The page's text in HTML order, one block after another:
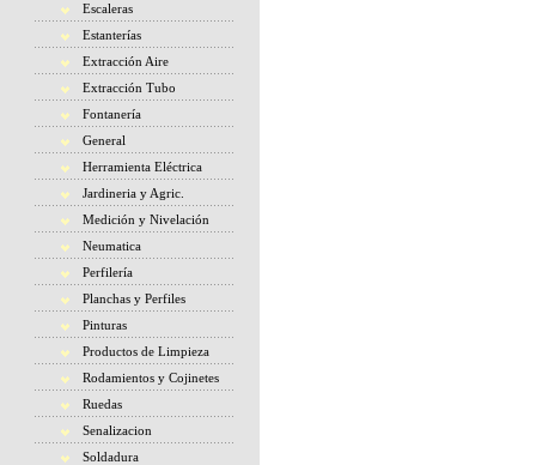
Escaleras
Estanterías
Extracción Aire
Extracción Tubo
Fontanería
General
Herramienta Eléctrica
Jardineria y Agric.
Medición y Nivelación
Neumatica
Perfilería
Planchas y Perfiles
Pinturas
Productos de Limpieza
Rodamientos y Cojinetes
Ruedas
Senalizacion
Soldadura